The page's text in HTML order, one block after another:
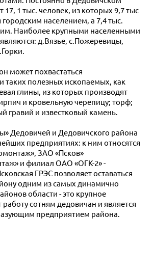
17, 1 тыс. человек, из которых 9,7 тыс
населением, а 7,4 тыс.
Наиболее крупными населенными
д.Вязье, с.Пожеревицы,
может похвастаться
таких полезных ископаемых, как
глины, из которых производят
и кровельную черепицу; торф;
гравий и известковый камень.
Дедовичей и Дедовичского района
предприятиях: к ним относятся
ЗАО «Псков»
и филиал ОАО «ОГК-2» -
ГРЭС позволяет оставаться
одним из самых динамично
области - это крупное
сотням дедовичан и является
предприятием района.